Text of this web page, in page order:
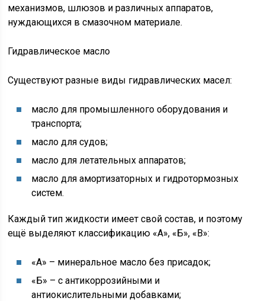
механизмов, шлюзов и различных аппаратов,
нуждающихся в смазочном материале.
Гидравлическое масло
Существуют разные виды гидравлических масел:
масло для промышленного оборудования и
транспорта;
масло для судов;
масло для летательных аппаратов;
масло для амортизаторных и гидротормозных
систем.
Каждый тип жидкости имеет свой состав, и поэтому
ещё выделяют классификацию «А», «Б», «В»:
«А» – минеральное масло без присадок;
«Б» – с антикоррозийными и
антиокислительными добавками;